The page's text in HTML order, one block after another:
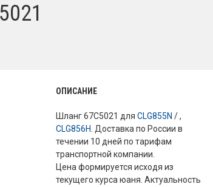
ОПИСАНИЕ
Шланг 67C5021 дляCLG855N / ,
CLG856H . Доставка по России в
течении 10 дней по тарифам
транспортной компании.
Цена формируется исходя из
текущего курса юаня. Актуальность